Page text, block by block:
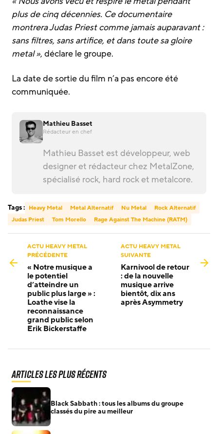
plus de cinq décennies. Ce documentaire
montrera Judas Priest comme jamais auparavant :
sans filtres, sans artifice, et dans toute sa gloire
metal », déclare le groupe.
La date de sortie du film n’a pas encore été
communiquée.
Mathieu Basset
Rédacteur en chef
Mathieu Basset est développeur, web
designer et rédacteur chez MetalZone,
spécialisé rock, hard rock et metalcore.
Tags : Heavy Metal Metal Alternatif Nu Metal
Rock Alternatif
Judas Priest
Tom Morello Rage Against The Machine (RATM)
ACTU HEAVY METAL
PRÉCÉDENTE
« Notre musique a
le potentiel
d’atteindre un
public plus large » :
Loathe vise la
reconnaissance
grand public selon
Erik Bickerstaffe
ACTU HEAVY METAL
SUIVANTE
Karnivool de retour
: de la nouvelle
musique arrive
bientôt, dix ans
après Asymmetry
Articles les plus récents
Black Sabbath : tous les albums du groupe
classés du pire au meilleur